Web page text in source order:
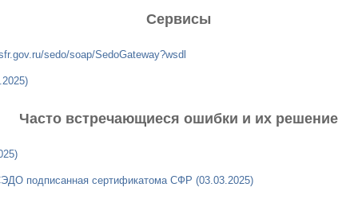
Сервисы
sedo/soap/SedoGateway?wsdl
Часто встречающиеся ошибки и их решение
подписанная сертификатома СФР (03.03.2025)